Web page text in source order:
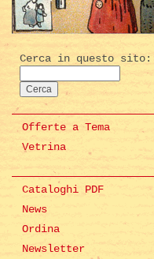
Cerca in questo sito:
Offerte a Tema
Vetrina
Cataloghi PDF
News
Ordina
Newsletter